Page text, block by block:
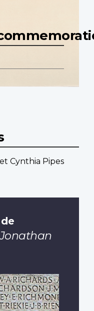
Cynthia Pipes